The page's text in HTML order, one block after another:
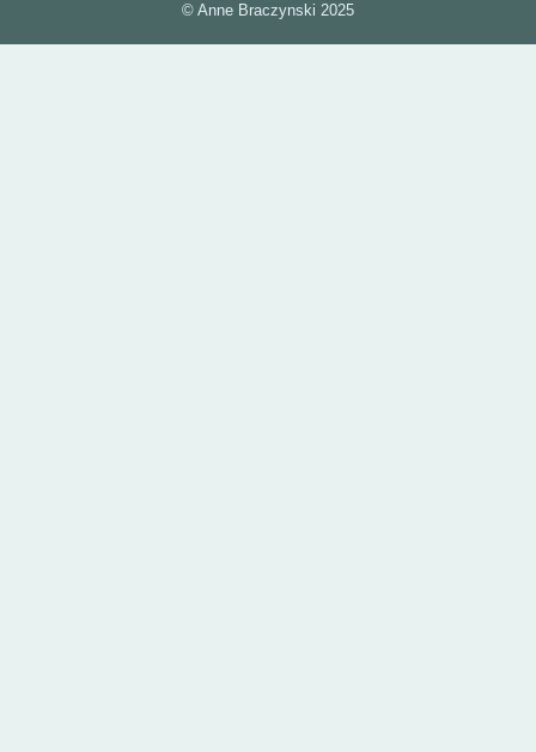
© Anne Braczynski 2025